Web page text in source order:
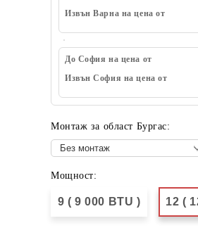
Извън Варна на цена от
До София на цена от
Извън София на цена от
Монтаж за област Бургас:
Мощност:
9 ( 9 000 BTU ) 12 (